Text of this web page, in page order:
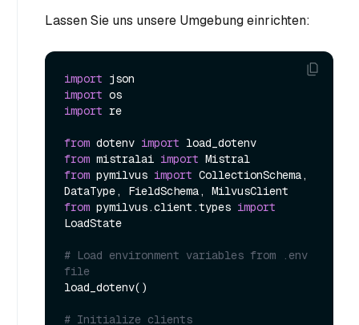
Lassen Sie uns unsere Umgebung einrichten:
import
import
import re
from dotenv import
from mistralai import
from pymilvus import CollectionSchema,
from pymilvus.client.types import
LoadState
# Load environment variables from .env
file
load_dotenv()
# Initialize clients